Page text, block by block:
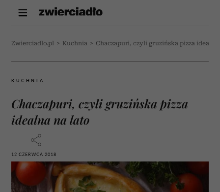
Zwierciadlo.pl > Kuchnia > Chaczapuri, czyli gruzińska pizza
KUCHNIA
Chaczapuri, czyli gruzińska pizza
idealna na lato
12 CZERWCA 2018